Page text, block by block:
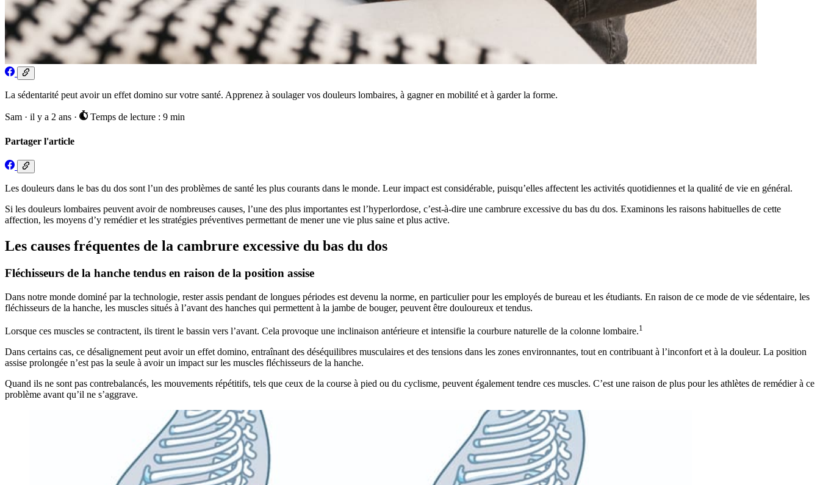
La sédentarité peut avoir un effet domino sur votre santé. Apprenez à soulager vos douleurs lombaires, à gagner en mobilité et à garder la forme.
Sam · il y a 2 ans · Temps de lecture : 9 min
Partager l'article
Les douleurs dans le bas du dos sont l’un des problèmes de santé les plus courants dans le monde. Leur impact est considérable, puisqu’elles affectent les activités quotidiennes et la qualité de vie en général.
Si les douleurs lombaires peuvent avoir de nombreuses causes, l’une des plus importantes est l’hyperlordose, c’est-à-dire une cambrure excessive du bas du dos. Examinons les raisons habituelles de cette
affection, les moyens d’y remédier et les stratégies préventives permettant de mener une vie plus saine et plus active.
Les causes fréquentes de la cambrure excessive du bas du dos
Fléchisseurs de la hanche tendus en raison de la position assise
Dans notre monde dominé par la technologie, rester assis pendant de longues périodes est devenu la norme, en particulier pour les employés de bureau et les étudiants. En raison de ce mode de vie sédentaire, les
fléchisseurs de la hanche, les muscles situés à l’avant des hanches qui permettent à la jambe de bouger, peuvent être douloureux et tendus.
Lorsque ces muscles se contractent, ils tirent le bassin vers l’avant. Cela provoque une inclinaison antérieure et intensifie la courbure naturelle de la colonne lombaire.1
Dans certains cas, ce désalignement peut avoir un effet domino, entraînant des déséquilibres musculaires et des tensions dans les zones environnantes, tout en contribuant à l’inconfort et à la douleur. La position
assise prolongée n’est pas la seule à avoir un impact sur les muscles fléchisseurs de la hanche.
Quand ils ne sont pas contrebalancés, les mouvements répétitifs, tels que ceux de la course à pied ou du cyclisme, peuvent également tendre ces muscles. C’est une raison de plus pour les athlètes de remédier à ce
problème avant qu’il ne s’aggrave.